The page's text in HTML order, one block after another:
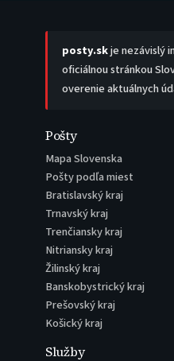
posty.skje nezávislý
oficiálnou stránkou
overenie aktuálnych
Pošty
Mapa Slovenska
Pošty podľa miest
Bratislavský kraj
Trnavský kraj
Trenčiansky kraj
Nitriansky kraj
Žilinský kraj
Banskobystrický kraj
Prešovský kraj
Košický kraj
Služby